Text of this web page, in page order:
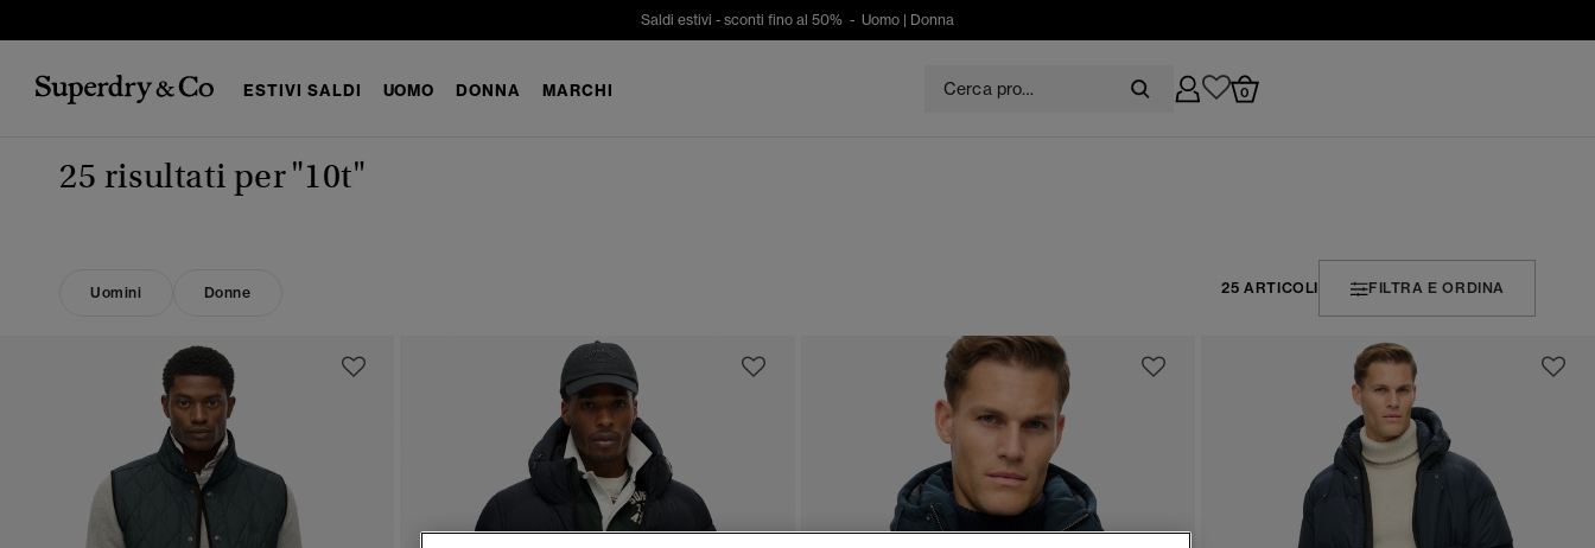
Saldi estivi - sconti fino al 50% - Uomo | Donna
ESTIVI SALDI UOMO DONNA MARCHI 0
25 risultati per"10t"
Uomini Donne 25 ARTICOLI FILTRA E ORDINA